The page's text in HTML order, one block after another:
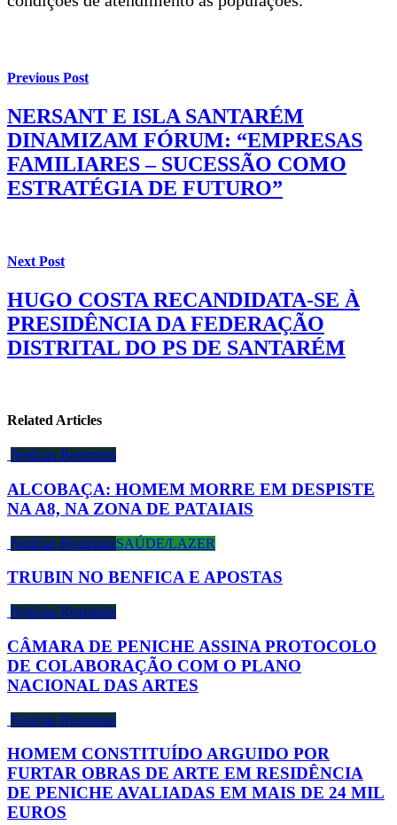
Previous Post
NERSANT E ISLA SANTARÉM
DINAMIZAM FÓRUM: “EMPRESAS
FAMILIARES – SUCESSÃO COMO
ESTRATÉGIA DE FUTURO”
Next Post
HUGO COSTA RECANDIDATA-SE À
PRESIDÊNCIA DA FEDERAÇÃO
DISTRITAL DO PS DE SANTARÉM
Related Articles
Notícias Regionais
ALCOBAÇA: HOMEM MORRE EM DESPISTE
NA A8, NA ZONA DE PATAIAIS
Notícias RegionaisSAÚDE/LAZER
TRUBIN NO BENFICA E APOSTAS
Notícias Regionais
CÂMARA DE PENICHE ASSINA PROTOCOLO
DE COLABORAÇÃO COM O PLANO
NACIONAL DAS ARTES
Notícias Regionais
HOMEM CONSTITUÍDO ARGUIDO POR
FURTAR OBRAS DE ARTE EM RESIDÊNCIA
DE PENICHE AVALIADAS EM MAIS DE 24 MIL
EUROS